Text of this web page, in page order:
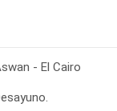
- El Cairo